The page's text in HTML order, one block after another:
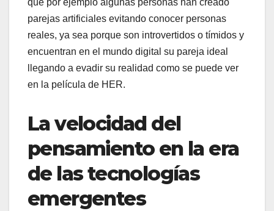
que por ejemplo algunas personas han creado
parejas artificiales evitando conocer personas
reales, ya sea porque son introvertidos o tímidos y
encuentran en el mundo digital su pareja ideal
llegando a evadir su realidad como se puede ver
en la película de HER.
La velocidad del
pensamiento en la era
de las tecnologías
emergentes